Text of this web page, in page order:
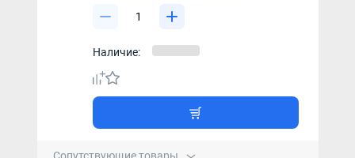
Наличие:
Сопутствующие товары